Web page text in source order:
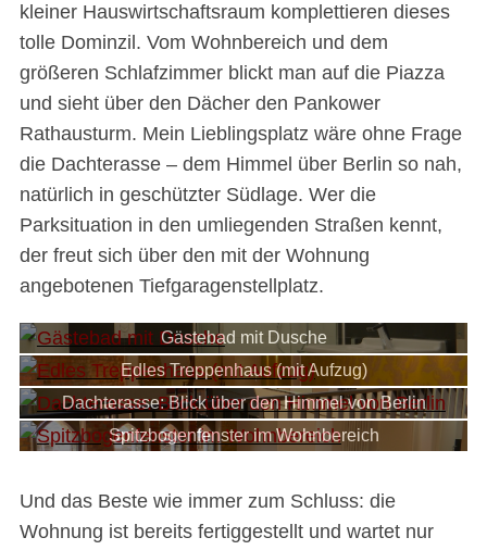
kleiner Hauswirtschaftsraum komplettieren dieses
tolle Dominzil. Vom Wohnbereich und dem
größeren Schlafzimmer blickt man auf die Piazza
und sieht über den Dächer den Pankower
Rathausturm. Mein Lieblingsplatz wäre ohne Frage
die Dachterasse – dem Himmel über Berlin so nah,
natürlich in geschützter Südlage. Wer die
Parksituation in den umliegenden Straßen kennt,
der freut sich über den mit der Wohnung
angebotenen Tiefgaragenstellplatz.
Gästebad mit Dusche
Edles Treppenhaus (mit Aufzug)
Dachterasse: Blick über den Himmel von Berlin
Spitzbogenfenster im Wohnbereich
Und das Beste wie immer zum Schluss: die
Wohnung ist bereits fertiggestellt und wartet nur